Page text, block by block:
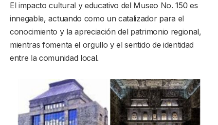
El impacto cultural y educativo del Museo No. 150 es
innegable, actuando como un catalizador para el
conocimiento y la apreciación del patrimonio regional,
mientras fomenta el orgullo y el sentido de identidad
entre la comunidad local.